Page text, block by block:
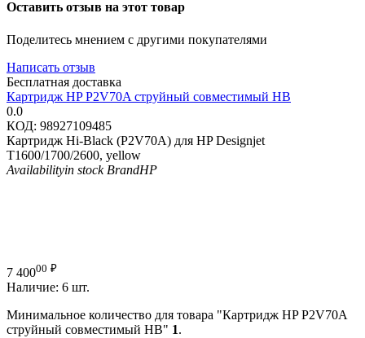
Оставить отзыв на этот товар
Поделитесь мнением с другими покупателями
Написать отзыв
Бесплатная доставка
Картридж HP P2V70A струйный совместимый HB
0.0
КОД: 98927109485
Картридж Hi-Black (P2V70A) для HP Designjet
T1600/1700/2600, yellow
Availabilityin stock BrandHP
7 40000 ₽
Наличие: 6 шт.
Минимальное количество для товара "Картридж HP P2V70A
струйный совместимый HB" 1.